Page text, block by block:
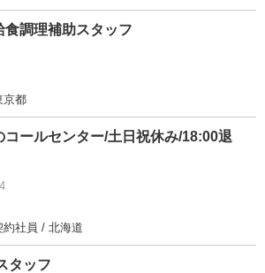
調理補助スタッフ
京都
コールセンター/土日祝休み/18:00退
社員 / 北海道
タッフ